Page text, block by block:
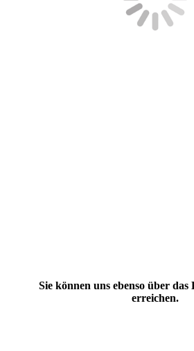
Sie können uns ebenso über
erreichen.